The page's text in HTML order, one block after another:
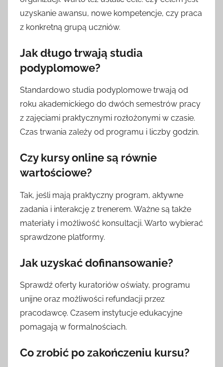
uzyskanie awansu, nowe kompetencje, czy praca
z konkretną grupą uczniów.
Jak długo trwają studia
podyplomowe?
Standardowo studia podyplomowe trwają od
roku akademickiego do dwóch semestrów pracy
z zajęciami praktycznymi rozłożonymi w czasie.
Czas trwania zależy od programu i liczby godzin.
Czy kursy online są równie
wartościowe?
Tak, jeśli mają praktyczny program, aktywne
zadania i interakcję z trenerem. Ważne są także
materiały i możliwość konsultacji. Warto wybierać
sprawdzone platformy.
Jak uzyskać dofinansowanie?
Sprawdź oferty kuratoriów oświaty, programu
unijne oraz możliwości refundacji przez
pracodawcę. Czasem instytucje edukacyjne
pomagają w formalnościach.
Co zrobić po zakończeniu kursu?